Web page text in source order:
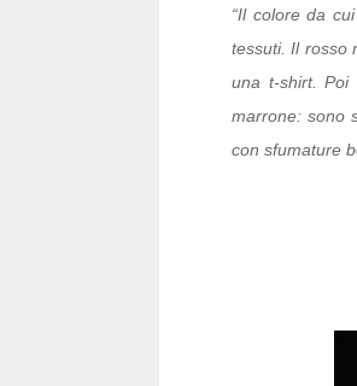
“Il colore da
tessuti. Il rosso
una t-shirt. Poi
marrone: sono
con sfumature